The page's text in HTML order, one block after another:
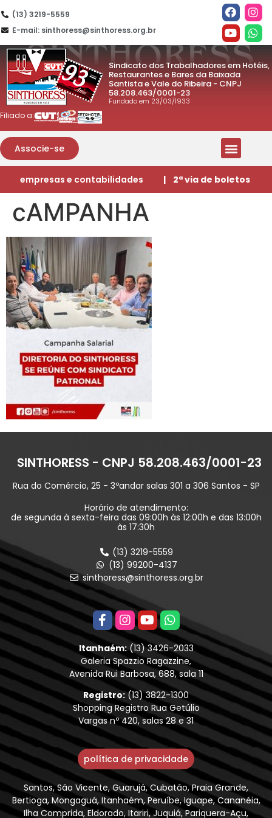
(13) 3219-5559
E-mail: sinthoress@sinthoress.org.br
Sindicato dos Trabalhadores em Hotéis,
Restaurantes e Bares da Baixada
Santista e Vale do Ribeira - CNPJ
58.208.463/0001-23
Fundado em 23/03/1933
Filiado a:
Associe-se
empresas e contabilidades | 2ª via de boletos
cAMPANHA
SINTHORESS - CNPJ 58.208.463/0001-23
Rua do Comércio, 25 - 3ºandar salas 301 a 306 Santos - SP
Horário de atendimento:
de segunda à sexta-feira das 09:00h às 12:00h e das 13:00h
às 17:30h
(13) 3219-5559
(13) 99200-4137
sinthoress@sinthoress.org.br
Itanhaém:(13) 3426-2033
Galeria Spazzio Ragazzine,
Avenida Rui Barbosa, 688, sala 11
Registro:(13) 3822-1300
Shopping Registro Rua Getúlio
Vargas nº 420, salas 28 e 31
política de privacidade
Santos, São Vicente, Guarujá, Cubatão, Praia Grande,
Bertioga, Mongaguá, Itanhaém, Peruíbe, Iguape, Cananéia,
Ilha Comprida, Eldorado, Itariri, Juquiá, Pariquera-Açu,